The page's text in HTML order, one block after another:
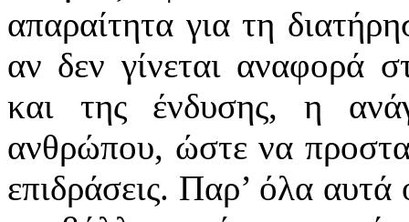
απαραίτητα για τη
αν δεν γίνεται αναφορά
και της ένδυσης, η
ανθρώπου, ώστε να
επιδράσεις. Παρ’ όλα